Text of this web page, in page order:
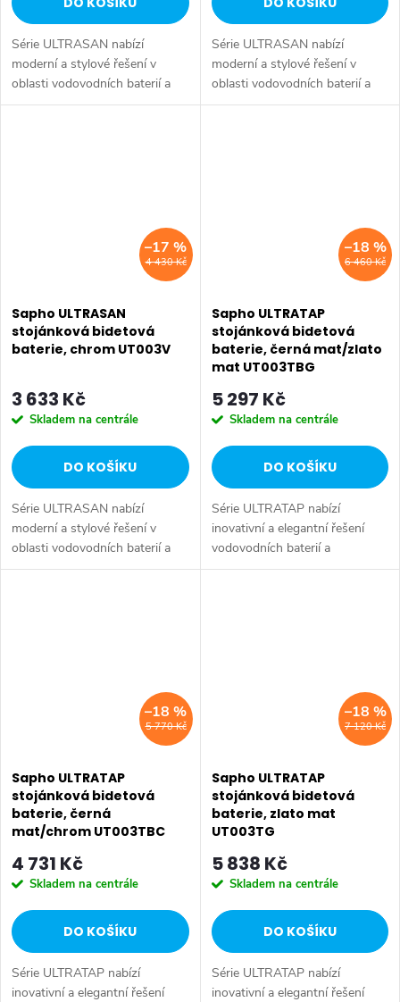
Série ULTRASAN nabízí
moderní a stylové řešení v
oblasti vodovodních baterií a
sprchových systémů, které
Série ULTRASAN nabízí
moderní a stylové řešení v
oblasti vodovodních baterií a
sprchových systémů, které
4 430 Kč
–17 %
Sapho ULTRASAN
stojánková bidetová
baterie, chrom UT003V
3 633 Kč
Skladem na centrále
DO KOŠÍKU
Série ULTRASAN nabízí
moderní a stylové řešení v
oblasti vodovodních baterií a
sprchových systémů, které
6 460 Kč
–18 %
Sapho ULTRATAP
stojánková bidetová
baterie, černá mat/zlato
mat UT003TBG
5 297 Kč
Skladem na centrále
DO KOŠÍKU
Série ULTRATAP nabízí
inovativní a elegantní řešení
vodovodních baterií a
sprchových systémů, které
5 770 Kč
–18 %
Sapho ULTRATAP
stojánková bidetová
baterie, černá
mat/chrom UT003TBC
4 731 Kč
Skladem na centrále
DO KOŠÍKU
Série ULTRATAP nabízí
inovativní a elegantní řešení
7 120 Kč
–18 %
Sapho ULTRATAP
stojánková bidetová
baterie, zlato mat
UT003TG
5 838 Kč
Skladem na centrále
DO KOŠÍKU
Série ULTRATAP nabízí
inovativní a elegantní řešení